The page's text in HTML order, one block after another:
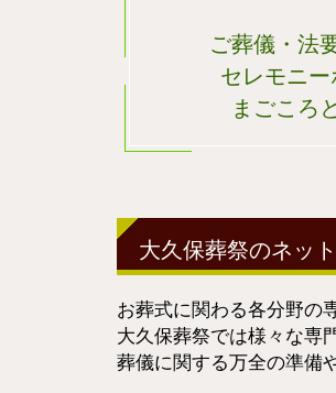
ご葬儀・法
セレモニ
まごころ
大久保葬祭のネッ
お葬式に関わる各分野の
大久保葬祭では様々な専
葬儀に関する万全の準備